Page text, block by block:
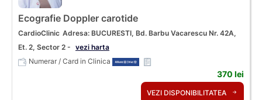
Ecografie Doppler carotide
CardioClinic Adresa: BUCURESTI, Bd. Barbu Vacarescu Nr. 42A,
Et. 2, Sector 2 - vezi harta
Numerar / Card in Clinica
370 lei
VEZI DISPONIBILITATEA